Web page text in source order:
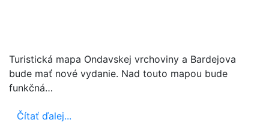
Turistická mapa Ondavskej vrchoviny a Bardejova
bude mať nové vydanie. Nad touto mapou bude
funkčná…
Čítať ďalej...